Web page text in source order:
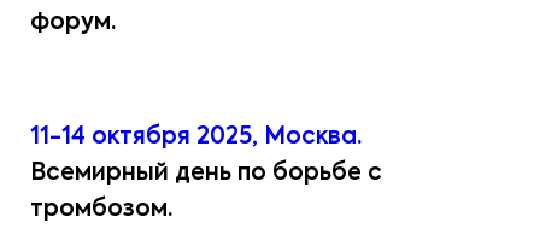
форум.
11-14 октября 2025, Москва.
Всемирный день по борьбе с
тромбозом.